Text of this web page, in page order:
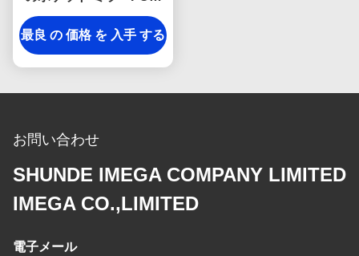
コンパクトのハンドバッ
グ ミラー
最良 の 価格 を 入手 する
お問い合わせ
SHUNDE IMEGA COMPANY LIMITED
IMEGA CO.,LIMITED
電子メール